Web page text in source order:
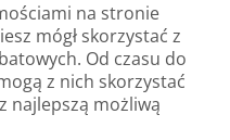
na stronie
mógł skorzystać z
Od czasu do
z nich skorzystać
najlepszą możliwą